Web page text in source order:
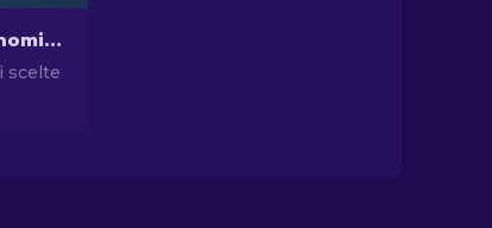
Le Skin più Economiche in CS2 [2026]
scelte